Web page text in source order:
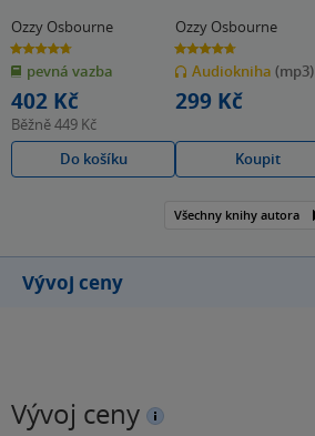
Ozzy Osbourne
4.7
z
5
hvězdiček
pevná vazba
402 Kč
Běžně449 Kč
Do košíku
Ozzy Osbourne
4.7
z
5
hvězdiček
Audiokniha (mp3)
299 Kč
Koupit
Všechny knihy autora
Vývoj ceny
Vývoj ceny